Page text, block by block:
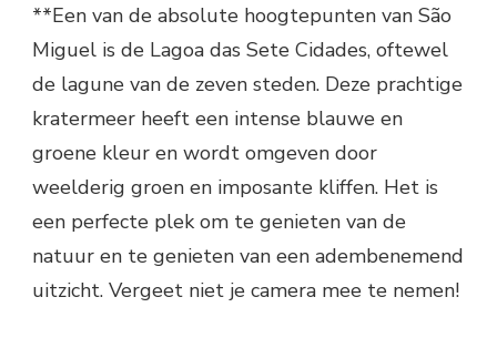
**Een van de absolute hoogtepunten van São
Miguel is de Lagoa das Sete Cidades, oftewel
de lagune van de zeven steden. Deze prachtige
kratermeer heeft een intense blauwe en
groene kleur en wordt omgeven door
weelderig groen en imposante kliffen. Het is
een perfecte plek om te genieten van de
natuur en te genieten van een adembenemend
uitzicht. Vergeet niet je camera mee te nemen!